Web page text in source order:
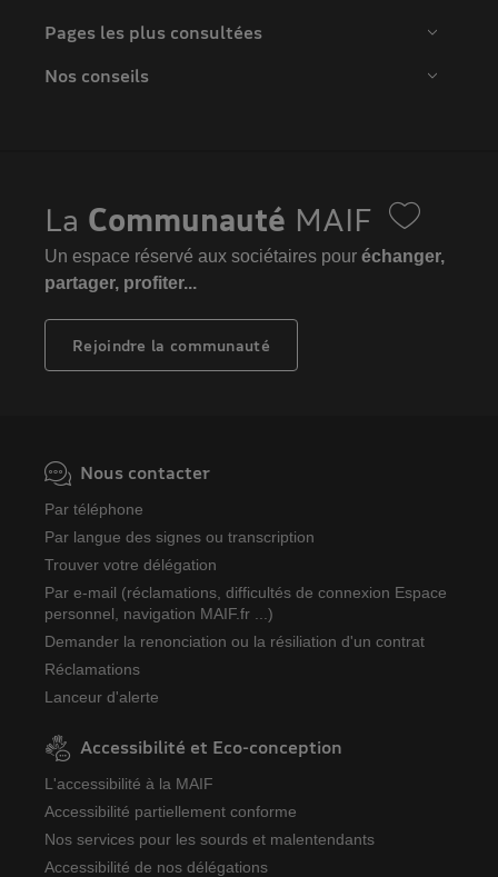
Pages les plus consultées
Nos conseils
La Communauté MAIF
Un espace réservé aux sociétaires pour échanger,
partager, profiter...
Rejoindre la communauté
Nous contacter
Par téléphone
Par langue des signes ou transcription
Trouver votre délégation
Par e-mail (réclamations, difficultés de connexion Espace
personnel, navigation MAIF.fr ...)
Demander la renonciation ou la résiliation d'un contrat
Réclamations
Lanceur d'alerte
Accessibilité et Eco-conception
L'accessibilité à la MAIF
Accessibilité partiellement conforme
Nos services pour les sourds et malentendants
Accessibilité de nos délégations